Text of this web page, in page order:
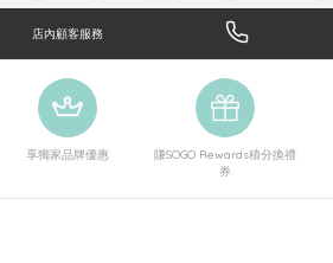
店內顧客服務
享獨家品牌優惠
賺SOGO Rewards積分換禮
券